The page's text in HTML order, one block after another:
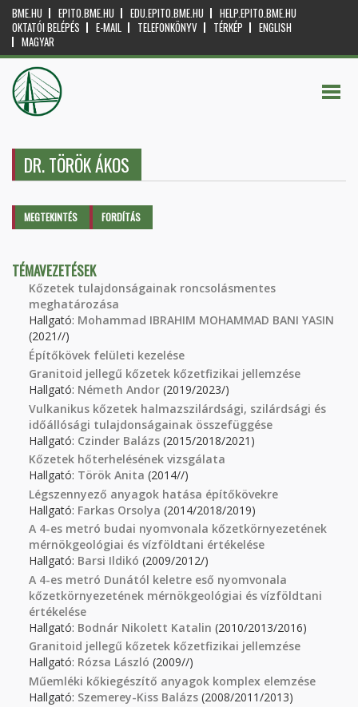
BME.HU EPITO.BME.HU EDU.EPITO.BME.HU
HELP.EPITO.BME.HU
OKTATÓI BELÉPÉS
E-MAIL TELEFONKÖNYV TÉRKÉP
ENGLISH
MAGYAR
DR. TÖRÖK ÁKOS
Elsődleges fülek
MEGTEKINTÉS (AKTÍVFORDÍTÁS
TÉMAVEZETÉSEK
Kőzetek tulajdonságainak roncsolásmentes
meghatározása
Hallgató: Mohammad IBRAHIM MOHAMMAD BANI YASIN
(2021//)
Építőkövek felületi kezelése
Granitoid jellegű kőzetek kőzetfizikai jellemzése
Hallgató: Németh Andor (2019/2023/)
Vulkanikus kőzetek halmazszilárdsági, szilárdsági és
időállósági tulajdonságainak összefüggése
Hallgató: Czinder Balázs (2015/2018/2021)
Kőzetek hőterhelésének vizsgálata
Hallgató: Török Anita (2014//)
Légszennyező anyagok hatása építőkövekre
Hallgató: Farkas Orsolya (2014/2018/2019)
A 4-es metró budai nyomvonala kőzetkörnyezetének
mérnökgeológiai és vízföldtani értékelése
Hallgató: Barsi Ildikó (2009/2012/)
A 4-es metró Dunától keletre eső nyomvonala
kőzetkörnyezetének mérnökgeológiai és vízföldtani
értékelése
Hallgató: Bodnár Nikolett Katalin (2010/2013/2016)
Granitoid jellegű kőzetek kőzetfizikai jellemzése
Hallgató: Rózsa László (2009//)
Műemléki kőkiegészítő anyagok komplex elemzése
Hallgató: Szemerey-Kiss Balázs (2008/2011/2013)